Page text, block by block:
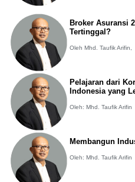
Broker Asuransi
Tertinggal?
Oleh Mhd. Taufik Arifin,
Pelajaran dari
Indonesia yang
Oleh: Mhd. Taufik Arifin
Membangun
Oleh: Mhd. Taufik Arifin